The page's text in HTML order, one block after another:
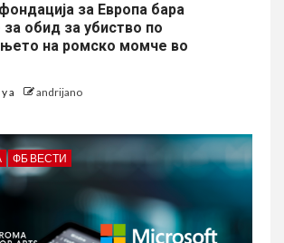
за Европа бара
обид за убиство по
на ромско момче во
a andrijano
ФБ ВЕСТИ